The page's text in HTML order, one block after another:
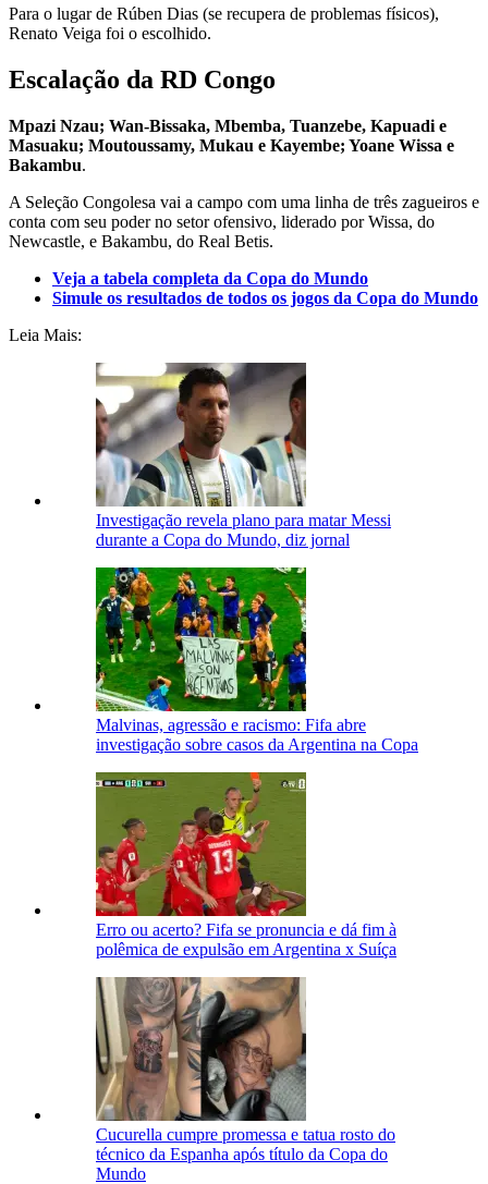
Para o lugar de Rúben Dias (se recupera de problemas físicos),
Renato Veiga foi o escolhido.
Escalação da RD Congo
Mpazi Nzau; Wan-Bissaka, Mbemba, Tuanzebe, Kapuadi e
Masuaku; Moutoussamy, Mukau e Kayembe; Yoane Wissa e
Bakambu.
A Seleção Congolesa vai a campo com uma linha de três zagueiros e
conta com seu poder no setor ofensivo, liderado por Wissa, do
Newcastle, e Bakambu, do Real Betis.
Veja a tabela completa da Copa do Mundo
Simule os resultados de todos os jogos da Copa do Mundo
Leia Mais:
Investigação revela plano para matar Messi
durante a Copa do Mundo, diz jornal
Malvinas, agressão e racismo: Fifa abre
investigação sobre casos da Argentina na Copa
Erro ou acerto? Fifa se pronuncia e dá fim à
polêmica de expulsão em Argentina x Suíça
Cucurella cumpre promessa e tatua rosto do
técnico da Espanha após título da Copa do
Mundo